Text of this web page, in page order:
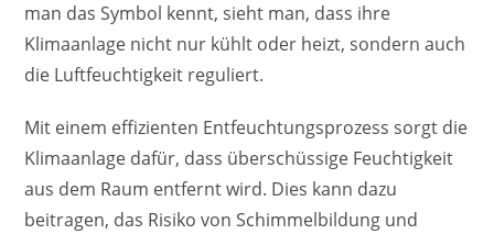
man das Symbol kennt, sieht man, dass ihre
Klimaanlage nicht nur kühlt oder heizt, sondern auch
die Luftfeuchtigkeit reguliert.
Mit einem effizienten Entfeuchtungsprozess sorgt die
Klimaanlage dafür, dass überschüssige Feuchtigkeit
aus dem Raum entfernt wird. Dies kann dazu
beitragen, das Risiko von Schimmelbildung und